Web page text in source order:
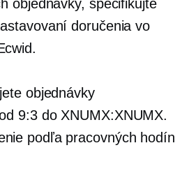
objednávky, špecifikujte
doručenia vo
objednávky
9:3 do XNUMX:XNUMX.
podľa pracovných hodín